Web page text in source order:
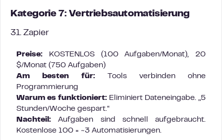
Kategorie 7: Vertriebsautomatisierung
31. Zapier
Preise: KOSTENLOS (100 Aufgaben/Monat), 20
$/Monat (750 Aufgaben)
Am besten für: Tools verbinden ohne
Programmierung
Warum es funktioniert: Eliminiert Dateneingabe. „5
Stunden/Woche gespart.“
Nachteil: Aufgaben sind schnell aufgebraucht.
Kostenlose 100 = ~3 Automatisierungen.